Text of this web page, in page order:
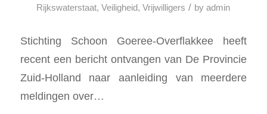
Rijkswaterstaat,Veiligheid,Vrijwilligers / byadmin
Stichting Schoon Goeree-Overflakkee heeft
recent een bericht ontvangen van De Provincie
Zuid-Holland naar aanleiding van meerdere
meldingen over…